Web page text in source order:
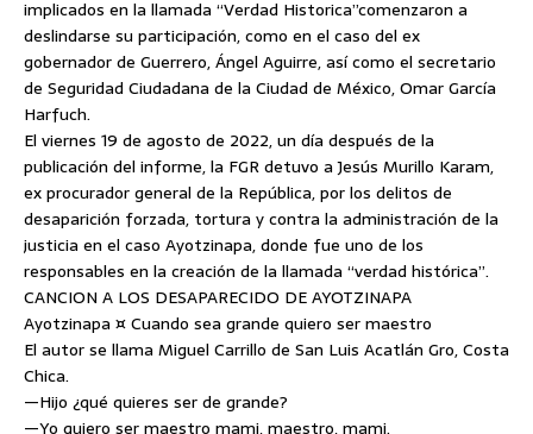
implicados en la llamada “Verdad Historica”comenzaron a
deslindarse su participación, como en el caso del ex
gobernador de Guerrero, Ángel Aguirre, así como el secretario
de Seguridad Ciudadana de la Ciudad de México, Omar García
Harfuch.
El viernes 19 de agosto de 2022, un día después de la
publicación del informe, la FGR detuvo a Jesús Murillo Karam,
ex procurador general de la República, por los delitos de
desaparición forzada, tortura y contra la administración de la
justicia en el caso Ayotzinapa, donde fue uno de los
responsables en la creación de la llamada “verdad histórica”.
CANCION A LOS DESAPARECIDO DE AYOTZINAPA
Ayotzinapa ¤ Cuando sea grande quiero ser maestro
El autor se llama Miguel Carrillo de San Luis Acatlán Gro, Costa
Chica.
—Hijo ¿qué quieres ser de grande?
—Yo quiero ser maestro mami, maestro, mami.